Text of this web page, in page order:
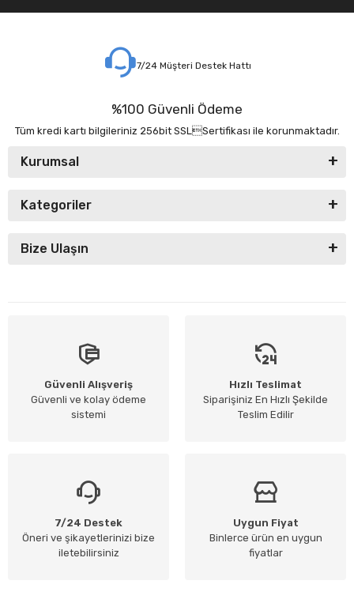
7/24 Müşteri Destek Hattı
%100 Güvenli Ödeme
Tüm kredi kartı bilgileriniz 256bit SSLSertifikası ile korunmaktadır.
Kurumsal
Kategoriler
Bize Ulaşın
Güvenli Alışveriş
Güvenli ve kolay ödeme
sistemi
Hızlı Teslimat
Siparişiniz En Hızlı Şekilde
Teslim Edilir
7/24 Destek
Öneri ve şikayetlerinizi bize
iletebilirsiniz
Uygun Fiyat
Binlerce ürün en uygun
fiyatlar